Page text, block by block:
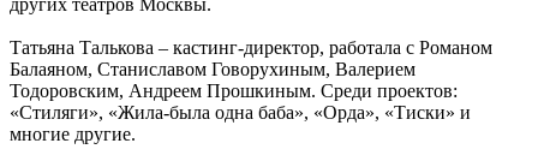
Татьяна Талькова – кастинг-директор, работала с Романом
Балаяном, Станиславом Говорухиным, Валерием
Тодоровским, Андреем Прошкиным. Среди проектов:
«Стиляги», «Жила-была одна баба», «Орда», «Тиски» и
многие другие.